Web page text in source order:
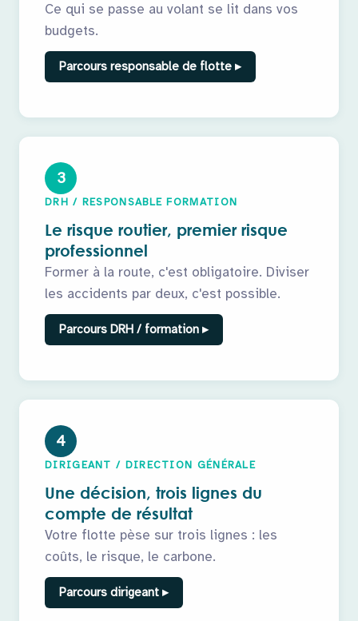
Ce qui se passe au volant se lit dans vos
budgets.
Parcours responsable de flotte ▸
3
DRH / RESPONSABLE FORMATION
Le risque routier, premier risque
professionnel
Former à la route, c'est obligatoire. Diviser
les accidents par deux, c'est possible.
Parcours DRH / formation ▸
4
DIRIGEANT / DIRECTION GÉNÉRALE
Une décision, trois lignes du
compte de résultat
Votre flotte pèse sur trois lignes : les
coûts, le risque, le carbone.
Parcours dirigeant ▸